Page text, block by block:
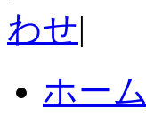
わせ|
ホーム